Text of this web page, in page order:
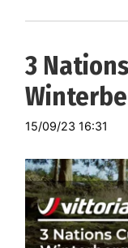
3
15/09/23 16:31